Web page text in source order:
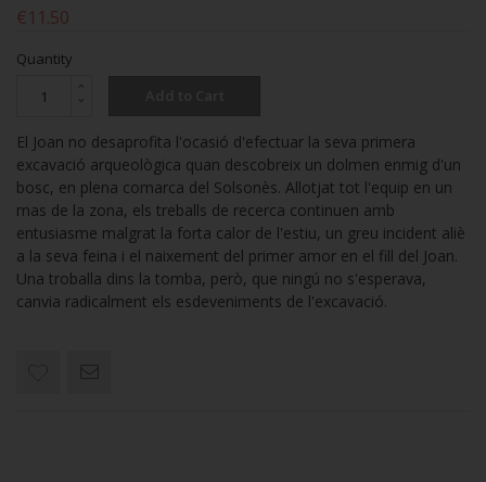
€11.50
Quantity
El Joan no desaprofita l'ocasió d'efectuar la seva primera
excavació arqueològica quan descobreix un dolmen enmig d'un
bosc, en plena comarca del Solsonès. Allotjat tot l'equip en un
mas de la zona, els treballs de recerca continuen amb
entusiasme malgrat la forta calor de l'estiu, un greu incident aliè
a la seva feina i el naixement del primer amor en el fill del Joan.
Una troballa dins la tomba, però, que ningú no s'esperava,
canvia radicalment els esdeveniments de l'excavació.